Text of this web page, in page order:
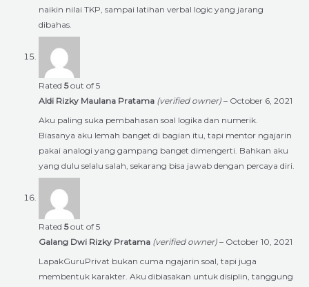
naikin nilai TKP, sampai latihan verbal logic yang jarang
dibahas.
Rated 5out of 5
Aldi Rizky Maulana Pratama (verified owner) – October 6, 2021
Aku paling suka pembahasan soal logika dan numerik.
Biasanya aku lemah banget di bagian itu, tapi mentor ngajarin
pakai analogi yang gampang banget dimengerti. Bahkan aku
yang dulu selalu salah, sekarang bisa jawab dengan percaya diri.
Rated 5out of 5
Galang Dwi Rizky Pratama (verified owner) – October 10, 2021
LapakGuruPrivat bukan cuma ngajarin soal, tapi juga
membentuk karakter. Aku dibiasakan untuk disiplin, tanggung